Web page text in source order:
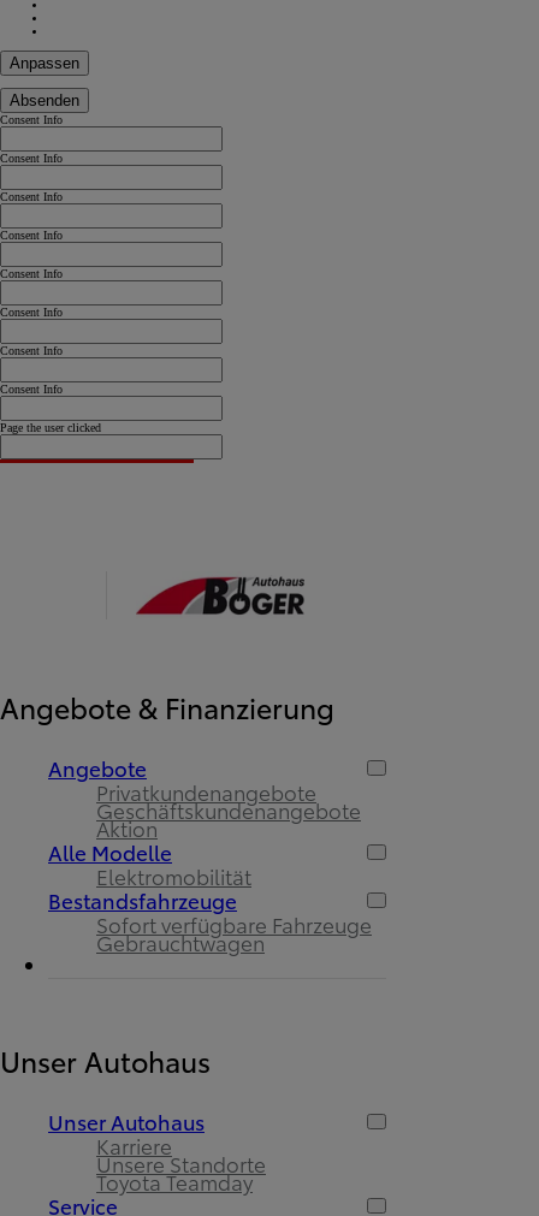
Anpassen
Absenden
Consent Info
Consent Info
Consent Info
Consent Info
Consent Info
Consent Info
Consent Info
Consent Info
Page the user clicked
Angebote & Finanzierung
Angebote
Privatkundenangebote
Geschäftskundenangebote
Aktion
Alle Modelle
Elektromobilität
Bestandsfahrzeuge
Sofort verfügbare Fahrzeuge
Gebrauchtwagen
Unser Autohaus
Unser Autohaus
Karriere
Unsere Standorte
Toyota Teamday
Service